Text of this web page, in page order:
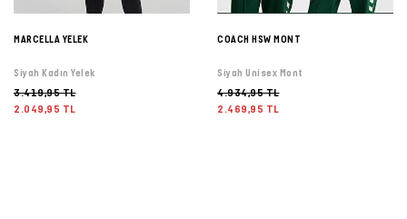
MARCELLA YELEK
Siyah Kadın Yelek
3.419,95 TL
2.049,95 TL
COACH HSW MONT
Siyah Unisex Mont
4.934,95 TL
2.469,95 TL